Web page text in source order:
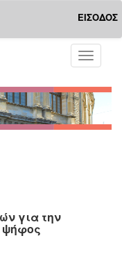
ΕΙΣΟΔΟΣ
Toggle
για την
ψήφος